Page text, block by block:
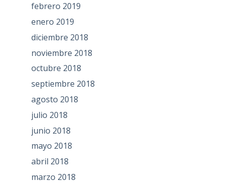
febrero 2019
enero 2019
diciembre 2018
noviembre 2018
octubre 2018
septiembre 2018
agosto 2018
julio 2018
junio 2018
mayo 2018
abril 2018
marzo 2018